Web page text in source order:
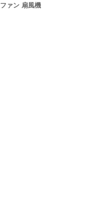
ファン 扇風機